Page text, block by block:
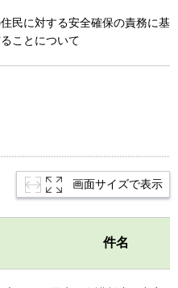
民に対する安全確保の責務に基
ことについて
画面サイズで表示
件名